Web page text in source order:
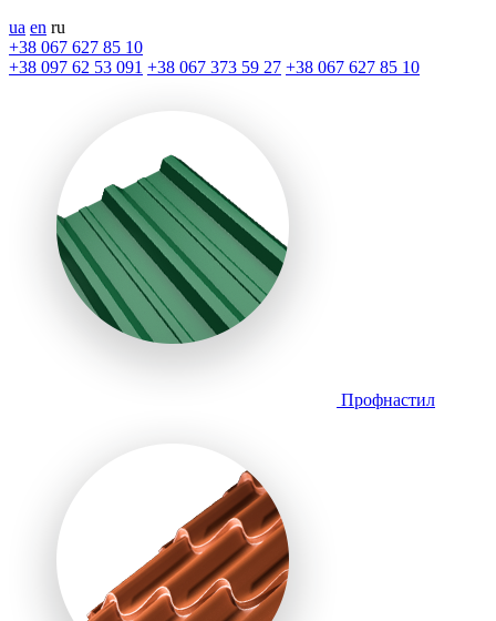
ua en ru
+38 067 627 85 10
+38 097 62 53 091 +38 067 373 59 27 +38 067 627 85 10
Профнастил